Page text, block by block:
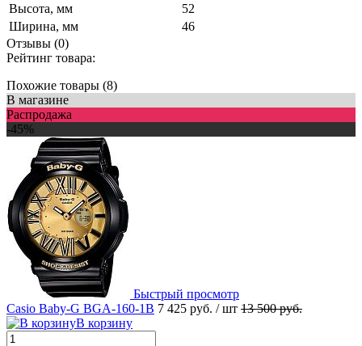
Высота, мм
52
Ширина, мм
46
Отзывы (0)
Рейтинг товара:
Похожие товары (8)
В магазине
Распродажа
-45%
Быстрый просмотр
Casio Baby-G BGA-160-1B 7 425 руб. / шт 13 500 руб.
В корзину